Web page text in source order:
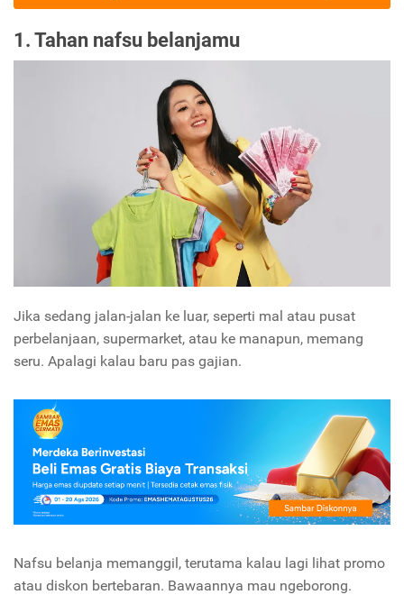
1. Tahan nafsu belanjamu
Jika sedang jalan-jalan ke luar, seperti mal atau pusat
perbelanjaan, supermarket, atau ke manapun, memang
seru. Apalagi kalau baru pas gajian.
Nafsu belanja memanggil, terutama kalau lagi lihat promo
atau diskon bertebaran. Bawaannya mau ngeborong.